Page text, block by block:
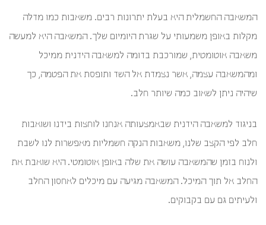
המשאבה החשמלית היא בעלת יתרונות רבים. משאבות כמו מדלה
מקלות באופן משמעותי על שגרת היומיום שלך. המשאבה היא למעשה
משאבה אוטומטית, שמורכבת בדומה למשאבה הידנית ממיכל
ומהמשאבה עצמה, אשר נצמדת אל השד ותופסת את הפטמה, כך
שיהיה ניתן לשאוב כמה שיותר חלב.
בניגוד למשאבה הידנית שבאמצעותה אנחנו לוחצות בידנו ושואבות
חלב לפי הקצב שלנו, משאבות הנקה חשמליות מאפשרות לנו לשבת
ולנוח בזמן שהמשאבה עושה את שלה באופן אוטומטי. היא שואבת את
החלב אל תוך המיכל. המשאבה מגיעה עם מיכלים לאחסון החלב
ולעיתים גם עם בקבוקים.